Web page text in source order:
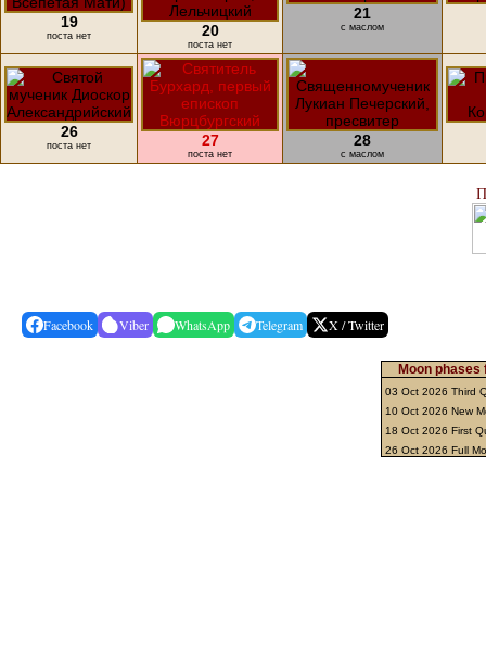
19
поста нет 20
поста нет
21
с маслом
26
поста нет 27
поста нет
28
с маслом
Facebook Viber WhatsApp Telegram X / Twitter
Moon
03 Oct 2026 Third
10 Oct 2026 New
18 Oct 2026 First
26 Oct 2026 Full